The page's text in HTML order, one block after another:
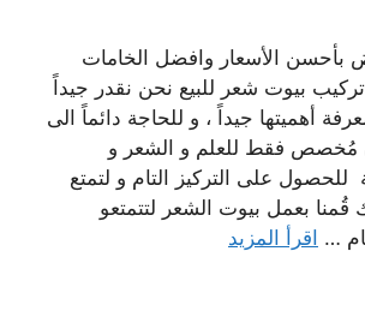
بأحسن الأسعار وافضل الخامات
بيوت شعر للبيع نحن نقدر جيداً
أهميتها جيداً ، و للحاجة دائماً الى
مُخصص فقط للعلم و الشعر و
للحصول على التركيز التام و لتمتع
قُمنا بعمل بيوت الشعر لتتمتعو
… اقرأ المزيد